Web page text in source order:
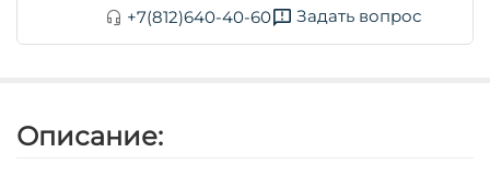
+7(812)640-40-60
Задать вопрос
Описание: